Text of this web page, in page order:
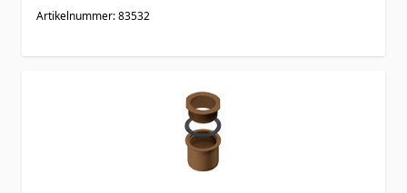
Artikelnummer: 83532